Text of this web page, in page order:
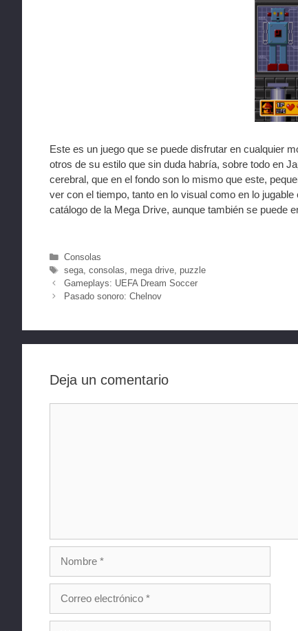
Este es un juego que se puede disfrutar en cualquier
otros de su estilo que sin duda habría, sobre todo en
cerebral, que en el fondo son lo mismo que este,
ver con el tiempo, tanto en lo visual como en lo
catálogo de la Mega Drive, aunque también se puede
Categorías
Consolas
Etiquetas
sega, consolas mega drive, puzzle
Gameplays: UEFA Dream Soccer
Pasado sonoro: Chelnov
Deja un comentario
electrónico